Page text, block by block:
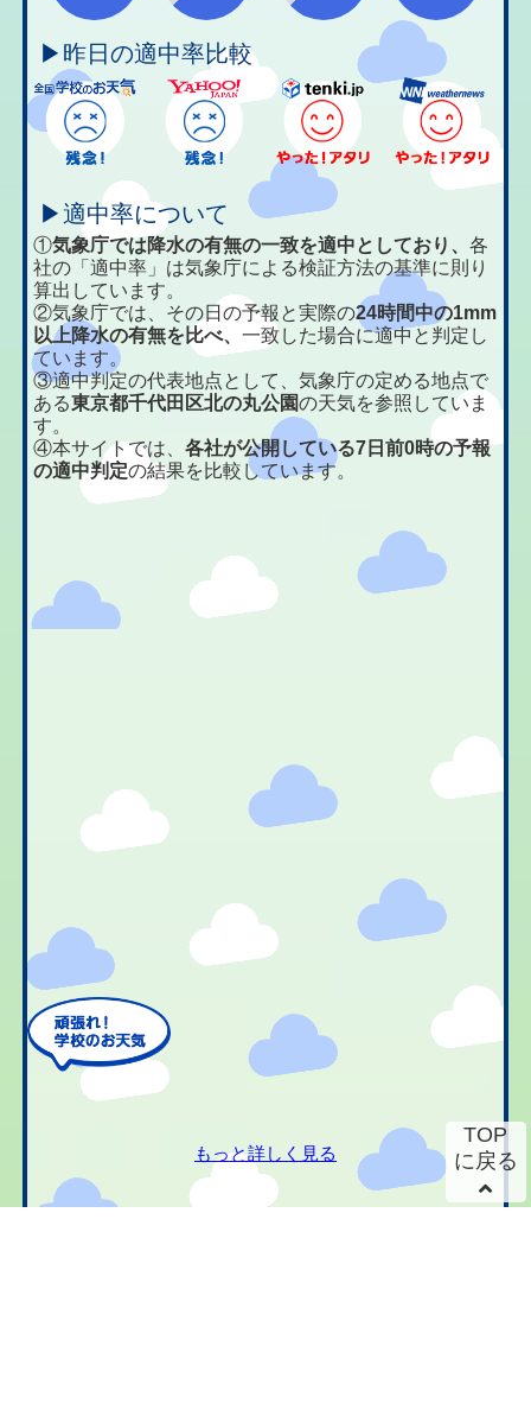
▶昨日の適中率比較
▶適中率について
①気象庁では降水の有無の一致を適中としており、各
社の「適中率」は気象庁による検証方法の基準に則り
算出しています。
②気象庁では、その日の予報と実際の24時間中の1mm
以上降水の有無を比べ、一致した場合に適中と判定し
ています。
③適中判定の代表地点として、気象庁の定める地点で
ある東京都千代田区北の丸公園の天気を参照していま
す。
④本サイトでは、各社が公開している7日前0時の予報
の適中判定の結果を比較しています。
もっと詳しく見る
TOP
に戻る